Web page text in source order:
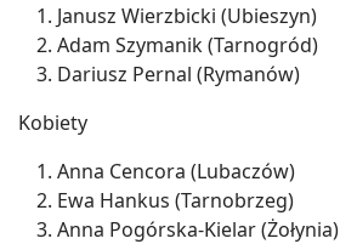
Janusz Wierzbicki (Ubieszyn)
Adam Szymanik (Tarnogród)
Dariusz Pernal (Rymanów)
Kobiety
Anna Cencora (Lubaczów)
Ewa Hankus (Tarnobrzeg)
Anna Pogórska-Kielar (Żołynia)